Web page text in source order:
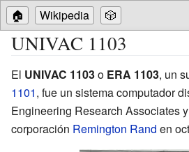
🏠 Wikipedia 🎲
UNIVAC 1103
El UNIVAC 1103o ERA 1103, un
1101, fue un sistema computador
Engineering Research Associates
corporación Remington Rand en